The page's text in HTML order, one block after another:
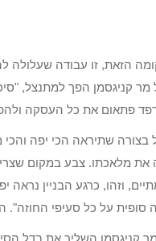
הזאת, זו עבודה שעלולה
קניגסמן הפך למתנצל,
פתאום את כל העסקה
שתיראה הכי יפה והכי
את מלאכתו. צבע במקום
וזהו, כרגע הבניין נראה
סופית על כל סעיפי החוזה".
קניגסמן השליך את בדל